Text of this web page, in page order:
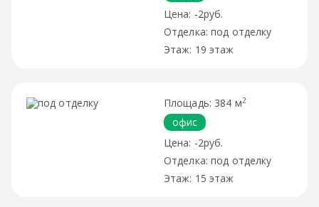
-2руб.
под отделку
19 этаж
384 м2
офис
-2руб.
под отделку
15 этаж